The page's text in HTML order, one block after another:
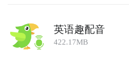
英语趣配音
422.17MB